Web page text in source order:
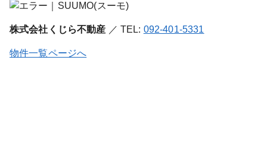
株式会社くじら不動産 ／ TEL: 092-401-5331
物件一覧ページへ